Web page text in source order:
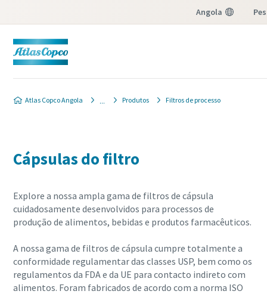
Angola
Atlas Copco Angola Produtos Filtros de processo
Cápsulas do filtro
Explore a nossa ampla gama de filtros de cápsula
cuidadosamente desenvolvidos para processos de
produção de alimentos, bebidas e produtos farmacêuticos.
A nossa gama de filtros de cápsula cumpre totalmente a
conformidade regulamentar das classes USP, bem como os
regulamentos da FDA e da UE para contacto indireto com
alimentos. Foram fabricados de acordo com a norma ISO